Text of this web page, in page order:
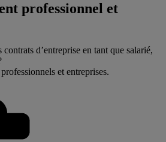
professionnel et
d’entreprise en tant que salarié,
et entreprises.